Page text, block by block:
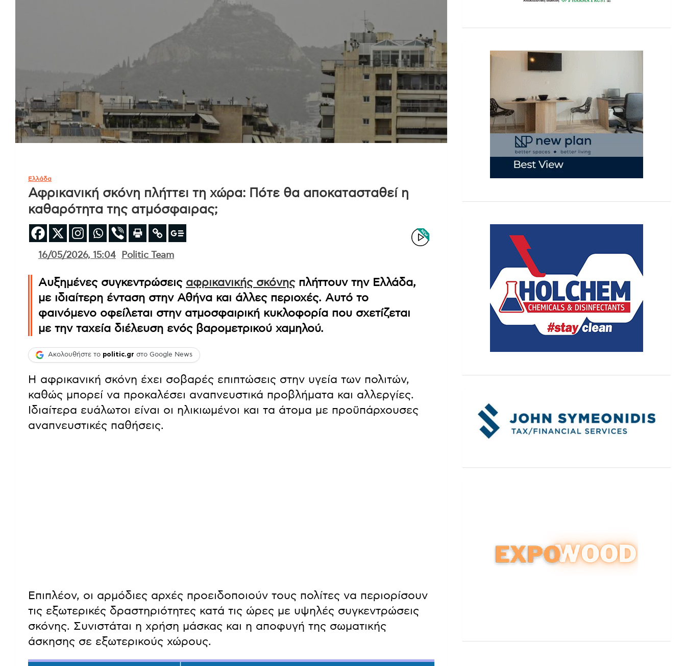
Ελλάδα
Αφρικανική σκόνη πλήττει τη χώρα: Πότε θα αποκατασταθεί η
καθαρότητα της ατμόσφαιρας;
16/05/2026, 15:04 Politic Team
Αυξημένες συγκεντρώσεις αφρικανικής σκόνηςπλήττουν την Ελλάδα,
με ιδιαίτερη ένταση στην Αθήνα και άλλες περιοχές. Αυτό το
φαινόμενο οφείλεται στην ατμοσφαιρική κυκλοφορία που σχετίζεται
με την ταχεία διέλευση ενός βαρομετρικού χαμηλού.
Ακολουθήστε το politic.gr στο Google News
Η αφρικανική σκόνη έχει σοβαρές επιπτώσεις στην υγεία των πολιτών,
καθώς μπορεί να προκαλέσει αναπνευστικά προβλήματα και αλλεργίες.
Ιδιαίτερα ευάλωτοι είναι οι ηλικιωμένοι και τα άτομα με προϋπάρχουσες
αναπνευστικές παθήσεις.
Επιπλέον, οι αρμόδιες αρχές προειδοποιούν τους πολίτες να περιορίσουν
τις εξωτερικές δραστηριότητες κατά τις ώρες με υψηλές συγκεντρώσεις
σκόνης. Συνιστάται η χρήση μάσκας και η αποφυγή της σωματικής
άσκησης σε εξωτερικούς χώρους.